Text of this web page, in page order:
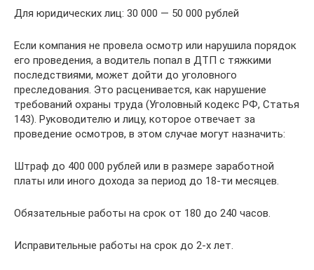
Для юридических лиц: 30 000 — 50 000 рублей
Если компания не провела осмотр или нарушила порядок
его проведения, а водитель попал в ДТП с тяжкими
последствиями, может дойти до уголовного
преследования. Это расценивается, как нарушение
требований охраны труда (Уголовный кодекс РФ, Статья
143). Руководителю и лицу, которое отвечает за
проведение осмотров, в этом случае могут назначить:
Штраф до 400 000 рублей или в размере заработной
платы или иного дохода за период до 18-ти месяцев.
Обязательные работы на срок от 180 до 240 часов.
Исправительные работы на срок до 2-х лет.